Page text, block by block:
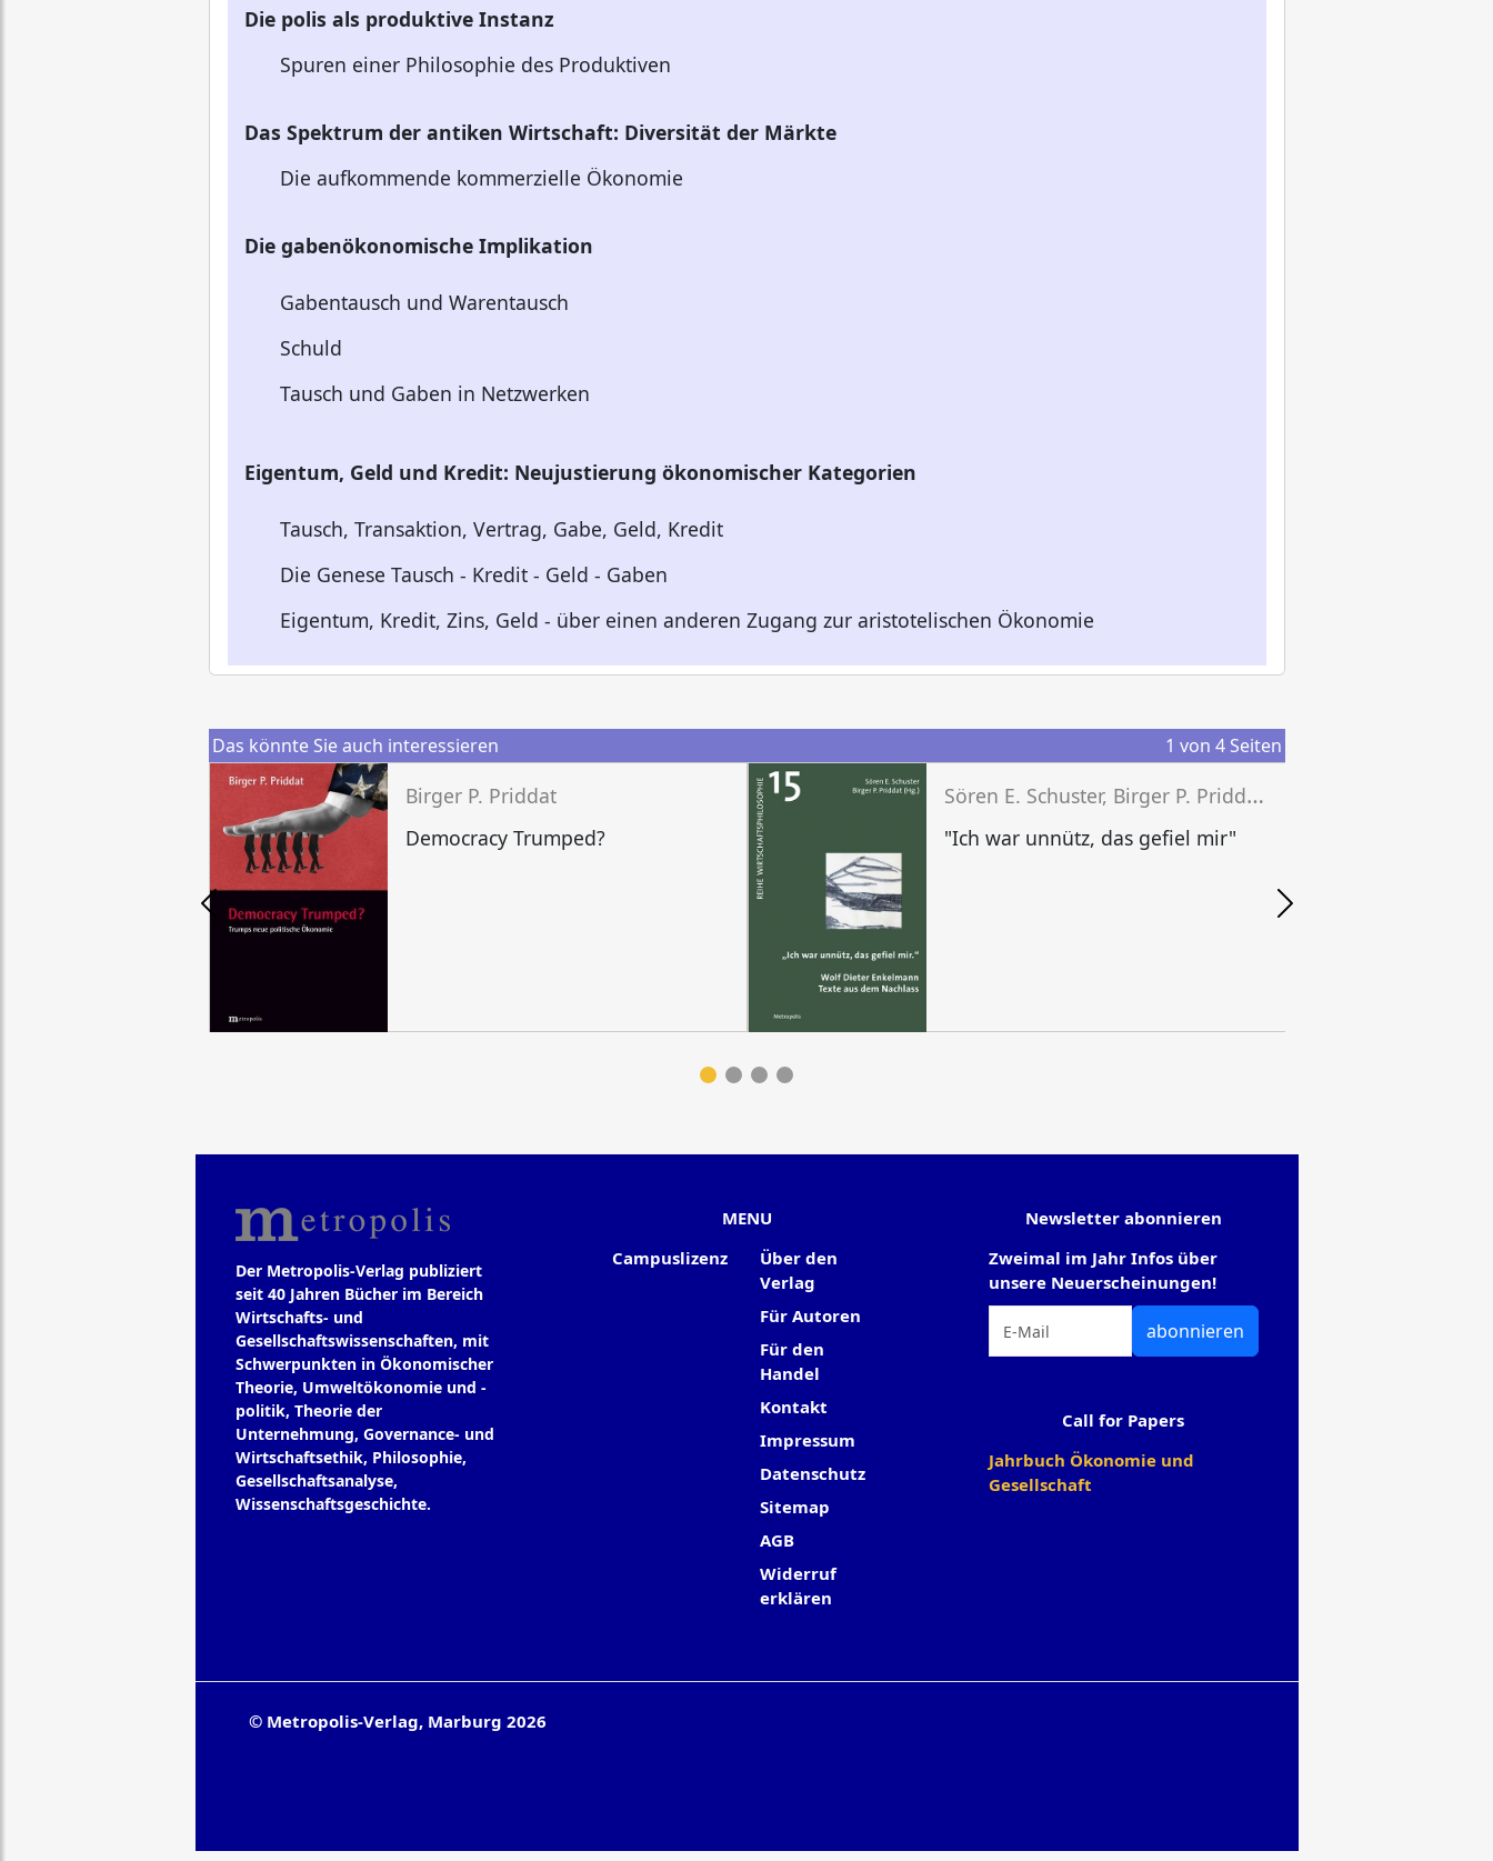
Die polis als produktive Instanz
Spuren einer Philosophie des Produktiven
Das Spektrum der antiken Wirtschaft: Diversität der Märkte
Die aufkommende kommerzielle Ökonomie
Die gabenökonomische Implikation
Gabentausch und Warentausch
Schuld
Tausch und Gaben in Netzwerken
Eigentum, Geld und Kredit: Neujustierung ökonomischer Kategorien
Tausch, Transaktion, Vertrag, Gabe, Geld, Kredit
Die Genese Tausch - Kredit - Geld - Gaben
Eigentum, Kredit, Zins, Geld - über einen anderen Zugang zur aristotelischen Ökonomie
Das könnte Sie auch interessieren 1 von 4Seiten
Birger P. Priddat
Democracy Trumped?
S
ören E. Schuster, Birger P. Priddat (Hg.)
"Ich war unnütz, das gefiel mir"
Der Metropolis-Verlag publiziert
seit 40 Jahren Bücher im Bereich
Wirtschafts- und
Gesellschaftswissenschaften, mit
Schwerpunkten in Ökonomischer
Theorie, Umweltökonomie und -
politik, Theorie der
Unternehmung, Governance- und
Wirtschaftsethik, Philosophie,
Gesellschaftsanalyse,
Wissenschaftsgeschichte.
MENU
Campuslizenz
Über den
Verlag
Für Autoren
Für den
Handel
Kontakt
Impressum
Datenschutz
Sitemap
AGB
Widerruf
erklären
Newsletter abonnieren
Zweimal im Jahr Infos über
unsere Neuerscheinungen!
abonnieren
Call for Papers
Jahrbuch Ökonomie und
Gesellschaft
© Metropolis-Verlag, Marburg 2026